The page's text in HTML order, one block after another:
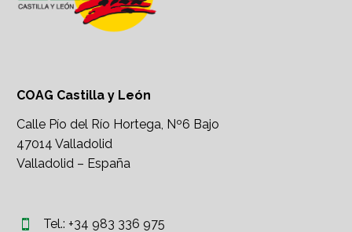
COAG Castilla y León
Calle Pío del Río Hortega, Nº6 Bajo
47014 Valladolid
Valladolid – España

 Tel.: +34 983 336 975